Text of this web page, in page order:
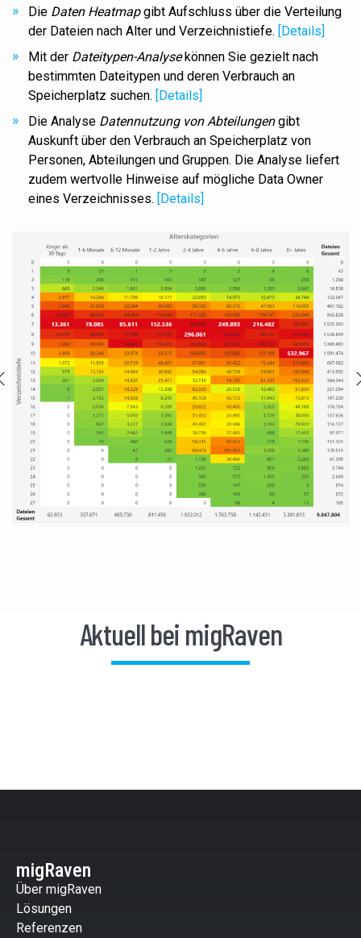
Die Daten Heatmapgibt Aufschluss über die Verteilung
der Dateien nach Alter und Verzeichnistiefe.
[Details]
Mit der Dateitypen-Analysekönnen Sie gezielt nach
bestimmten Dateitypen und deren Verbrauch an
Speicherplatz suchen.
[Details]
Die Analyse Datennutzung von Abteilungengibt
Auskunft über den Verbrauch an Speicherplatz von
Personen, Abteilungen und Gruppen. Die Analyse liefert
zudem wertvolle Hinweise auf mögliche Data Owner
eines Verzeichnisses.
[Details]
Aktuell bei migRaven
migRaven
Über migRaven
Lösungen
Referenzen